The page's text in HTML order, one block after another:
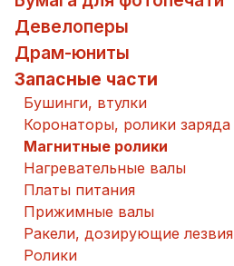
Девелоперы
Драм-юниты
Запасные части
Бушинги, втулки
Коронаторы, ролики заряда
Магнитные ролики
Нагревательные валы
Платы питания
Прижимные валы
Ракели, дозирующие лезвия
Ролики